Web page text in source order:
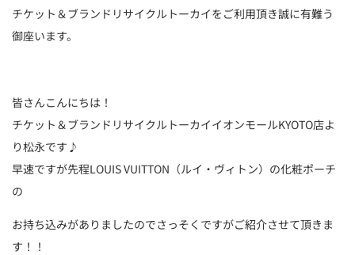
チケット＆ブランドリサイクルトーカイをご利用頂き誠に有難う
御座います。
皆さんこんにちは！
チケット＆ブランドリサイクルトーカイイオンモールKYOTO店よ
り松永です♪
早速ですが先程LOUIS VUITTON（ルイ・ヴィトン）の化粧ポーチ
の
お持ち込みがありましたのでさっそくですがご紹介させて頂きま
す！！